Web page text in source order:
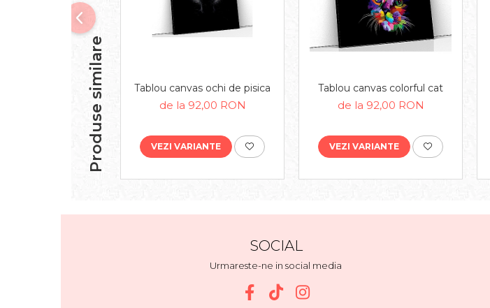
Produse similare Tablou canvas ochi de pisica
de la 92,00 RON
VEZI VARIANTE
Tablou canvas colorful cat
de la 92,00 RON
VEZI VARIANTE
SOCIAL
Urmareste-ne in social media